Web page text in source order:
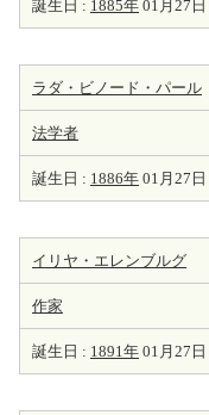
誕生日 : 1885年 01月27日
ラダ・ビノード・パール
法学者
誕生日 : 1886年 01月27日
イリヤ・エレンブルグ
作家
誕生日 : 1891年 01月27日